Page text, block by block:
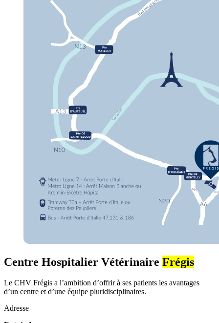
Centre Hospitalier Vétérinaire Frégis
Le CHV Frégis a l’ambition d’offrir à ses patients les avantages
d’un centre et d’une équipe pluridisciplinaires.
Adresse